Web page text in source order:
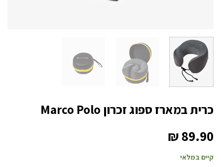
כרית במארז ספוג זכרון Marco Polo
₪89.90
קיים במלאי